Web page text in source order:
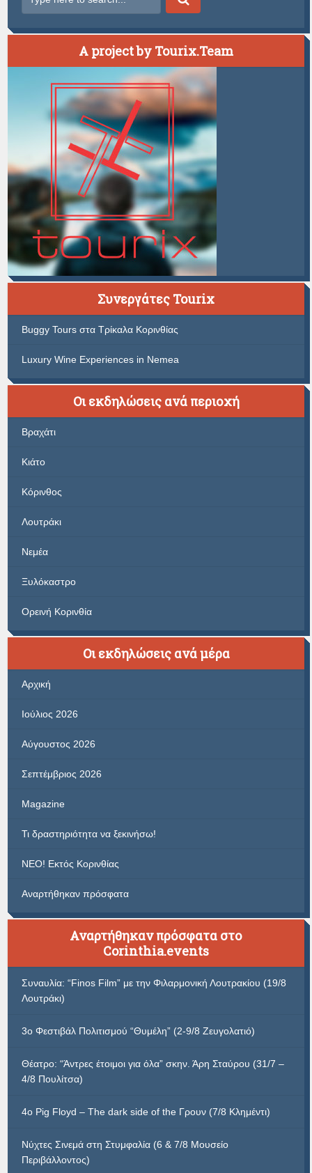
A project by Tourix.Team
Συνεργάτες Tourix
Buggy Tours στα Τρίκαλα Κορινθίας
Luxury Wine Experiences in Nemea
Οι εκδηλώσεις ανά περιοχή
Βραχάτι
Κιάτο
Κόρινθος
Λουτράκι
Νεμέα
Ξυλόκαστρο
Ορεινή Κορινθία
Οι εκδηλώσεις ανά μέρα
Αρχική
Ιούλιος 2026
Αύγουστος 2026
Σεπτέμβριος 2026
Magazine
Τι δραστηριότητα να ξεκινήσω!
ΝΕΟ! Εκτός Κορινθίας
Αναρτήθηκαν πρόσφατα
Αναρτήθηκαν πρόσφατα στο
Corinthia.events
Συναυλία: “Finos Film” με την Φιλαρμονική Λουτρακίου (19/8
Λουτράκι)
3ο Φεστιβάλ Πολιτισμού “Θυμέλη” (2-9/8 Ζευγολατιό)
Θέατρο: “Άντρες έτοιμοι για όλα” σκην. Άρη Σταύρου (31/7 –
4/8 Πουλίτσα)
4ο Pig Floyd – The dark side of the Γρουν (7/8 Κλημέντι)
Νύχτες Σινεμά στη Στυμφαλία (6 & 7/8 Μουσείο
Περιβάλλοντος)